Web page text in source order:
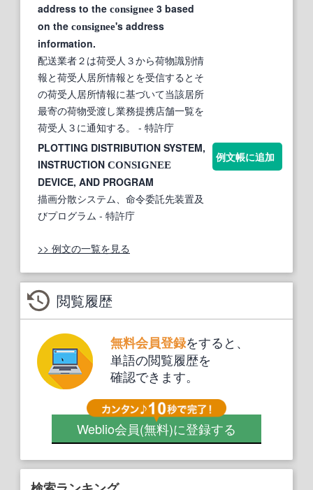
address to the consignee 3 based
on the consignee's address
information.
配送業者２は荷受人３から荷物識別情
報と荷受人居所情報とを受信するとそ
の荷受人居所情報に基づいて当該居所
最寄の荷物受渡し業務提携店舗一覧を
荷受人３に通知する。
- 特許庁
PLOTTING DISTRIBUTION SYSTEM,
INSTRUCTION CONSIGNEE
DEVICE, AND PROGRAM
描画分散システム、命令委託先装置及
びプログラム - 特許庁
例文帳に追加
>> 例文の一覧を見る
閲覧履歴
無料会員登録をすると、
単語の閲覧履歴を
確認できます。
Weblio会員(無料)に登録する